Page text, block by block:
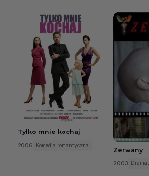
Tylko mnie kochaj
2006 Komedia romantyczna
Zerwany
2003 Dramat